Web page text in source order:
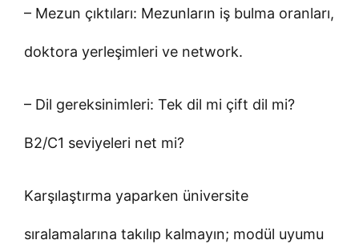
– Mezun çıktıları: Mezunların iş bulma oranları,
doktora yerleşimleri ve network.
– Dil gereksinimleri: Tek dil mi çift dil mi?
B2/C1 seviyeleri net mi?
Karşılaştırma yaparken üniversite
sıralamalarına takılıp kalmayın; modül uyumu